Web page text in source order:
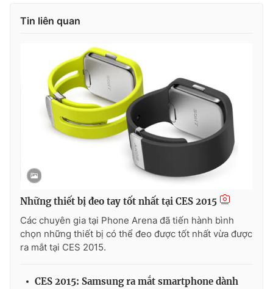
Shorts video
VTV Money VTV Thể thao
VTV Sức khoẻ Bất động sản
Thị trường 24h Tấm lòng Việt
VTV4 Vươn mình bằng AI
VTV9
Liên hệ tòa soạn English
Tin liên quan
Những thiết bị đeo tay tốt nhất tại CES 2015
Các chuyên gia tại Phone Arena đã tiến hành bình
chọn những thiết bị có thể đeo được tốt nhất vừa được
ra mắt tại CES 2015.
CES 2015: Samsung ra mắt smartphone dành